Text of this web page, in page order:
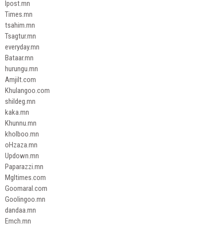
Ipost.mn
Times.mn
tsahim.mn
Tsagtur.mn
everyday.mn
Bataar.mn
hurungu.mn
Amjilt.com
Khulangoo.com
shildeg.mn
kaka.mn
Khunnu.mn
kholboo.mn
oHzaza.mn
Updown.mn
Paparazzi.mn
Mgltimes.com
Goomaral.com
Goolingoo.mn
dandaa.mn
Emch.mn